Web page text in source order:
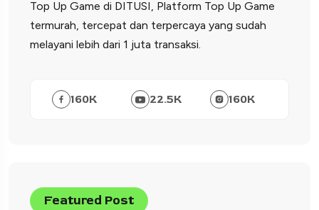
Top Up Game di DITUSI, Platform Top Up Game
termurah, tercepat dan terpercaya yang sudah
melayani lebih dari 1 juta transaksi.
160K 22.5K 160K
Featured Post